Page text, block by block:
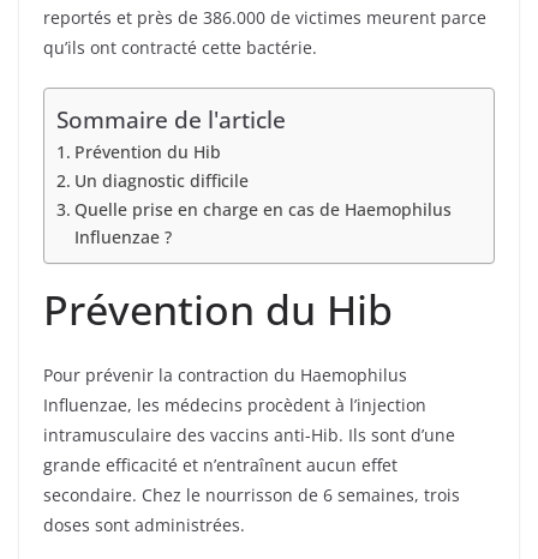
reportés et près de 386.000 de victimes meurent parce
qu’ils ont contracté cette bactérie.
Sommaire de l'article
Prévention du Hib
Un diagnostic difficile
Quelle prise en charge en cas de Haemophilus
Influenzae ?
Prévention du Hib
Pour prévenir la contraction du Haemophilus
Influenzae, les médecins procèdent à l’injection
intramusculaire des vaccins anti-Hib. Ils sont d’une
grande efficacité et n’entraînent aucun effet
secondaire. Chez le nourrisson de 6 semaines, trois
doses sont administrées.